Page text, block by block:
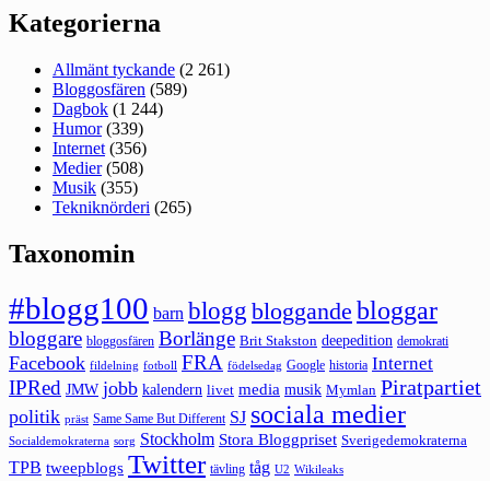
Kategorierna
Allmänt tyckande (2 261)
Bloggosfären (589)
Dagbok (1 244)
Humor(339)
Internet (356)
Medier(508)
Musik (355)
Tekniknörderi (265)
Taxonomin
#blogg100 barn blogg bloggande bloggar
bloggare bloggosfären Borlänge Brit Stakston deepedition demokrati
Facebook fildelning fotboll FRA födelsedag Google historia Internet
IPRed JMW jobb kalendern livet media musik Mymlan Piratpartiet
politik präst Same Same But Different SJ sociala medier
Socialdemokraterna sorg Stockholm Stora Bloggpriset Sverigedemokraterna
TPB tweepblogs Twitter tävling tåg U2 Wikileaks